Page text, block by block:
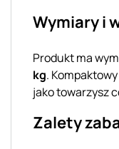
Wymiary i
Produkt ma
kg.
jako towarzysz
Zalety